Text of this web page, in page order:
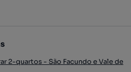
2-quartos - São Facundo e Vale de